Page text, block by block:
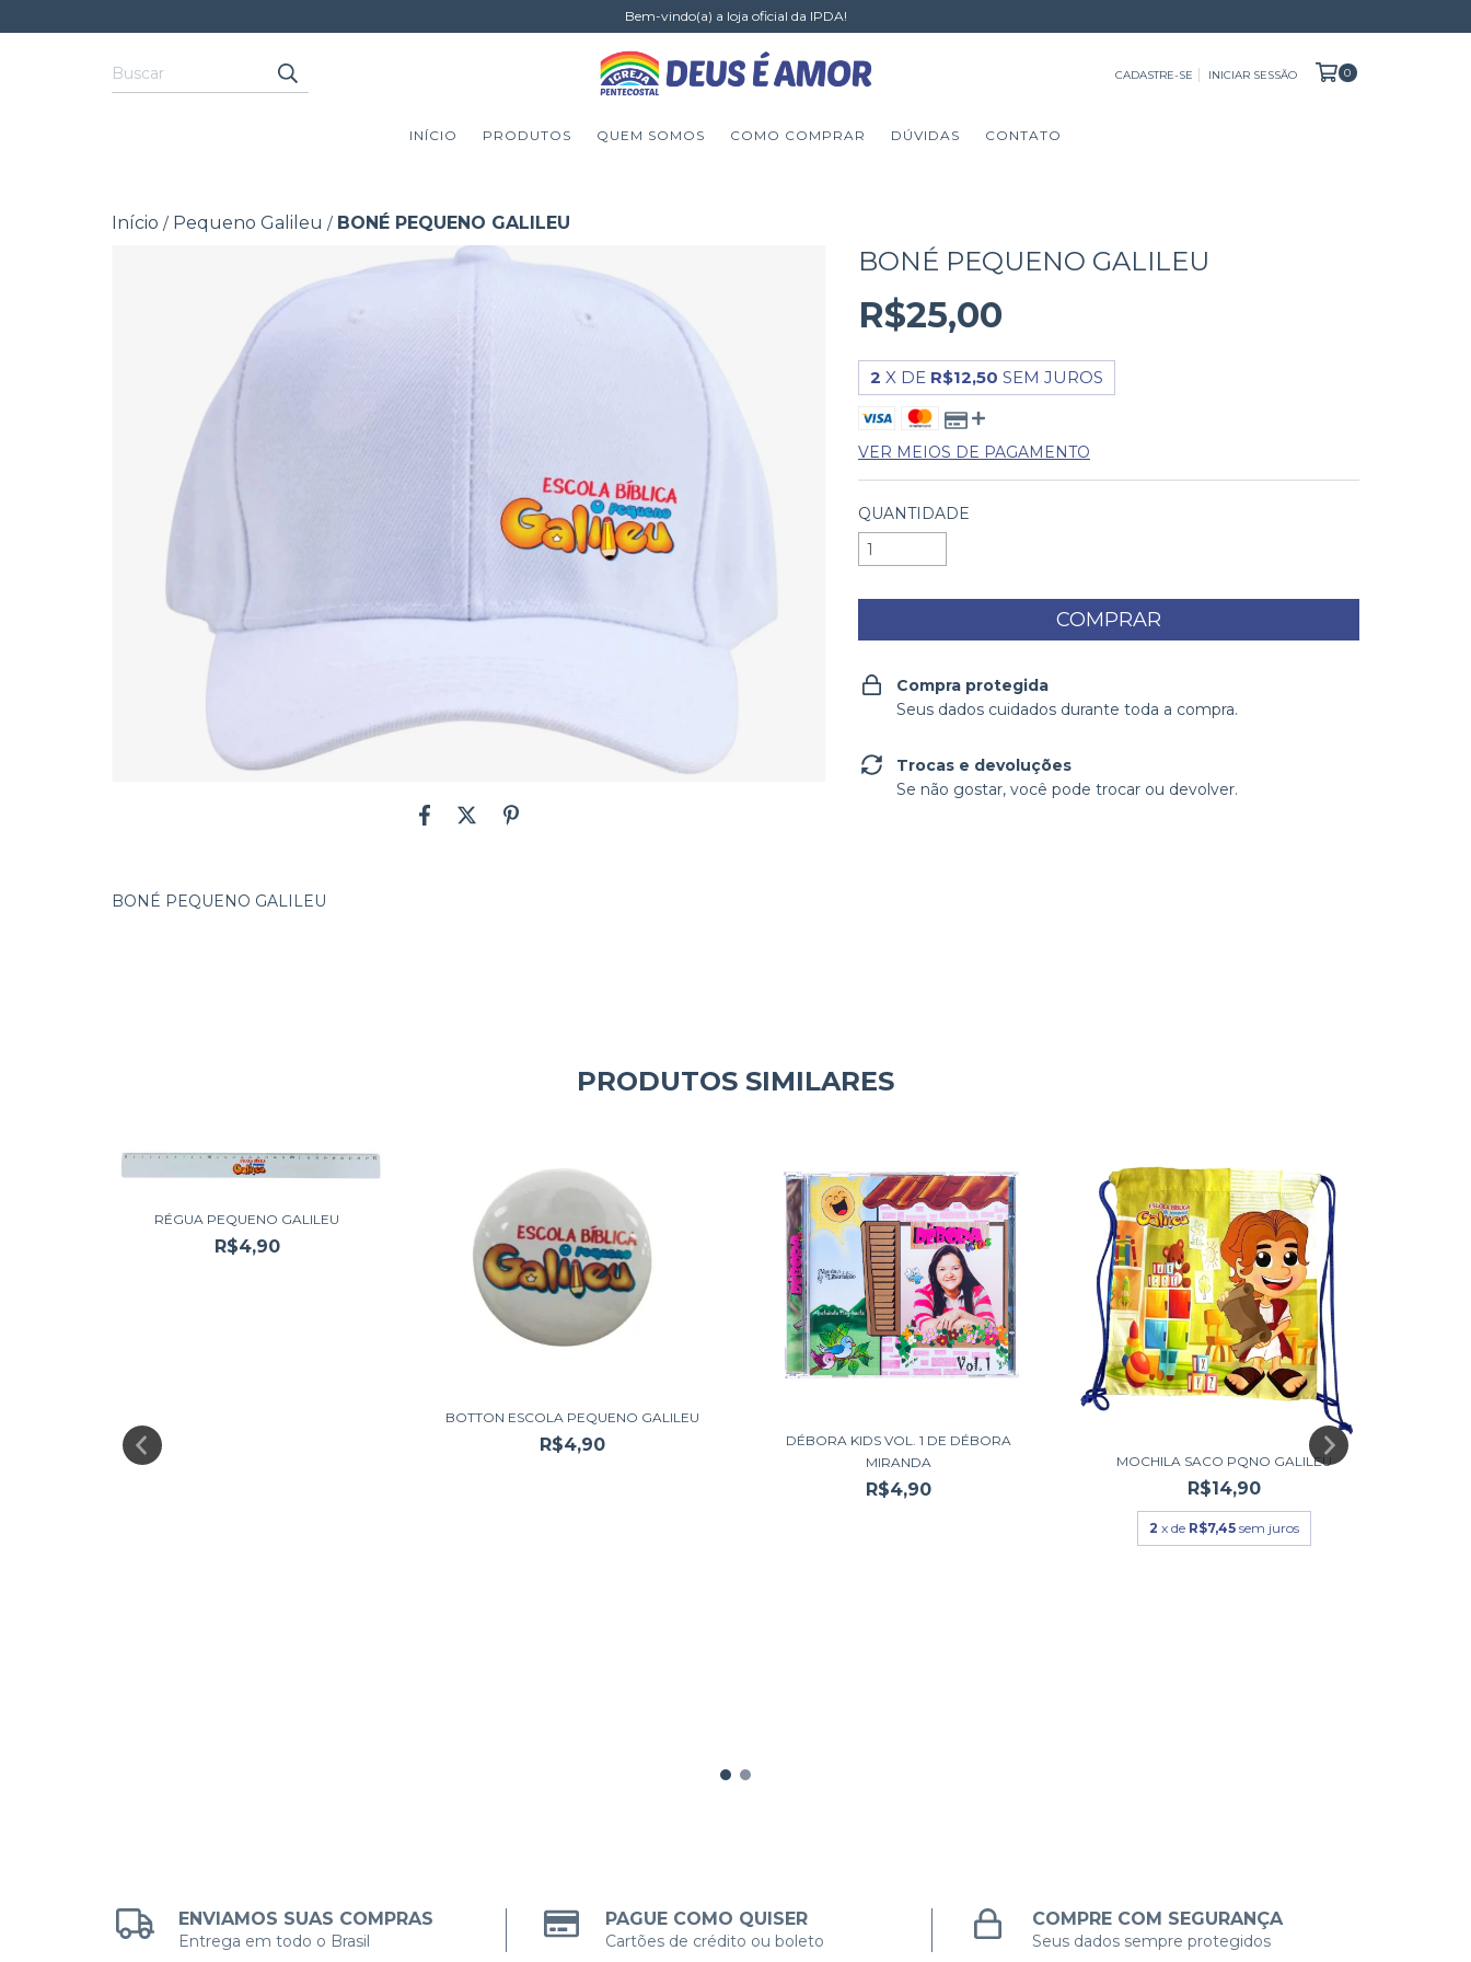
Bem-vindo(a) a loja oficial da IPDA!
CADASTRE-SE INICIAR SESSÃO 0
INÍCIO PRODUTOS QUEM SOMOS COMO COMPRAR DÚVIDAS CONTATO
Início / Pequeno Galileu / BONÉ PEQUENO GALILEU
BONÉ PEQUENO GALILEU
BONÉ PEQUENO GALILEU
R$25,00
2 X DE R$12,50 SEM JUROS
VER MEIOS DE PAGAMENTO
QUANTIDADE
Compra protegida
Seus dados cuidados durante toda a compra.
Trocas e devoluções
Se não gostar, você pode trocar ou devolver.
PRODUTOS SIMILARES
RÉGUA PEQUENO GALILEU
R$4,90
BOTTON ESCOLA PEQUENO GALILEU
R$4,90
DÉBORA KIDS VOL. 1 DE DÉBORA
MIRANDA
R$4,90
MOCHILA SACO PQNO GALILEU
R$14,90
2 x de R$7,45 sem juros
ENVIAMOS SUAS COMPRAS
Entrega em todo o Brasil
PAGUE COMO QUISER
Cartões de crédito ou boleto
COMPRE COM SEGURANÇA
Seus dados sempre protegidos